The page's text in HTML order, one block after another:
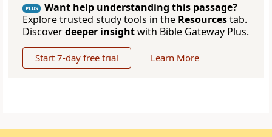
PLUS
Want help understanding this passage?
Explore trusted study tools in the Resourcestab.
Discoverdeeper insightwith Bible Gateway Plus.
Start 7-day free trial Learn More